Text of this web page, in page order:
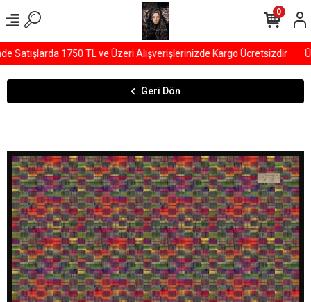
1750 TL ve Üzeri Alışverişlerinizde Kargo Ücretsizdir
0
Geri Dön